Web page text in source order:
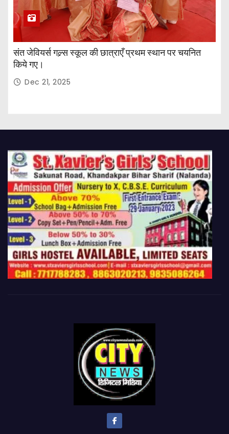
संत जेवियर्स गल्र्स स्कूल की छात्र‌ाएँ प्रथम स्थान पर चयनित
किये गए।
Dec 21, 2025